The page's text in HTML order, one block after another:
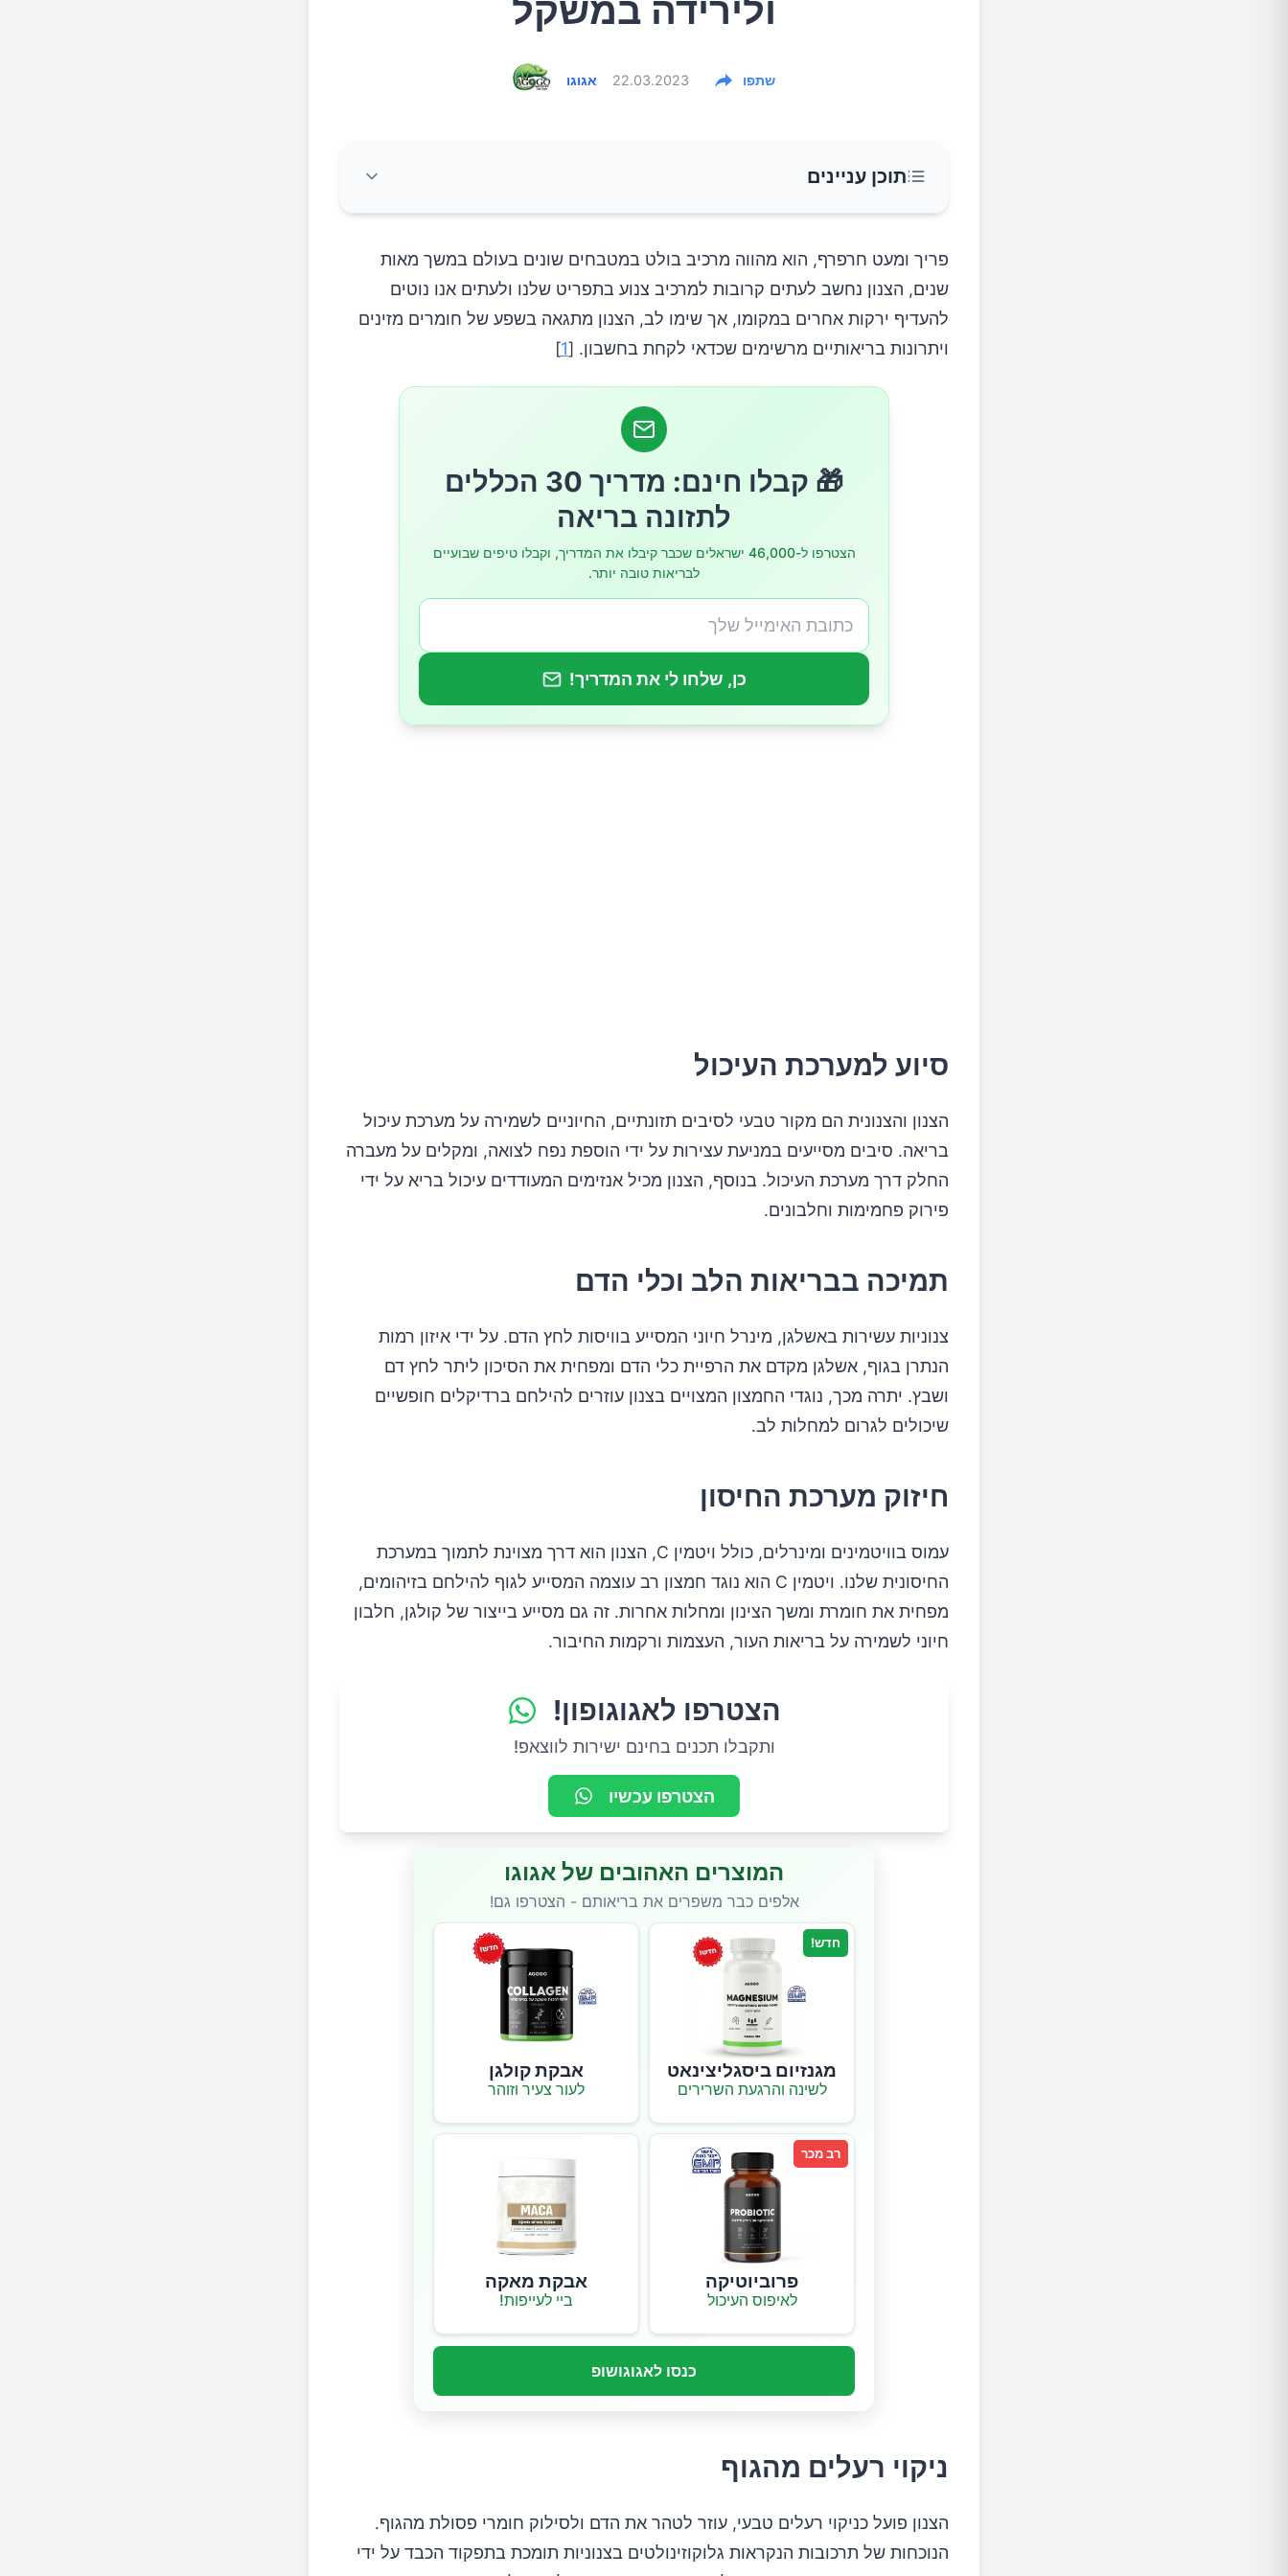
ולירידה במשקל
אגוגו 22.03.2023 שתפו
תוכן עניינים
סיוע למערכת העיכול
תמיכה בבריאות הלב וכלי הדם
קידום ירידה במשקל
מפחית את הסיכון לסרטן
פריך ומעט חרפרף, הוא מהווה מרכיב בולט במטבחים שונים בעולם במשך מאות
שנים, הצנון נחשב לעתים קרובות למרכיב צנוע בתפריט שלנו ולעתים אנו נוטים
להעדיף ירקות אחרים במקומו, אך שימו לב, הצנון מתגאה בשפע של חומרים מזינים
ויתרונות בריאותיים מרשימים שכדאי לקחת בחשבון. [1
]
🎁 קבלו חינם: מדריך 30 הכללים
לתזונה בריאה
הצטרפו ל-46,000 ישראלים שכבר קיבלו את המדריך, וקבלו טיפים שבועיים
לבריאות טובה יותר.
כן, שלחו לי את המדריך!
סיוע למערכת העיכול
הצנון והצנונית הם מקור טבעי לסיבים תזונתיים, החיוניים לשמירה על מערכת עיכול
בריאה. סיבים מסייעים במניעת עצירות על ידי הוספת נפח לצואה, ומקלים על מעברה
החלק דרך מערכת העיכול. בנוסף, הצנון מכיל אנזימים המעודדים עיכול בריא על ידי
פירוק פחמימות וחלבונים.
תמיכה בבריאות הלב וכלי הדם
צנוניות עשירות באשלגן, מינרל חיוני המסייע בוויסות לחץ הדם. על ידי איזון רמות
הנתרן בגוף, אשלגן מקדם את הרפיית כלי הדם ומפחית את הסיכון ליתר לחץ דם
ושבץ. יתרה מכך, נוגדי החמצון המצויים בצנון עוזרים להילחם ברדיקלים חופשיים
שיכולים לגרום למחלות לב.
חיזוק מערכת החיסון
עמוס בוויטמינים ומינרלים, כולל ויטמין C, הצנון הוא דרך מצוינת לתמוך במערכת
החיסונית שלנו. ויטמין C הוא נוגד חמצון רב עוצמה המסייע לגוף להילחם בזיהומים,
מפחית את חומרת ומשך הצינון ומחלות אחרות. זה גם מסייע בייצור של קולגן, חלבון
חיוני לשמירה על בריאות העור, העצמות ורקמות החיבור.
הצטרפו לאגוגופון!
ותקבלו תכנים בחינם ישירות לווצאפ!
הצטרפו עכשיו
המוצרים האהובים של אגוגו
אלפים כבר משפרים את בריאותם - הצטרפו גם!
חדש!
מגנזיום ביסגליצינאט
לשינה והרגעת השרירים
אבקת קולגן
לעור צעיר וזוהר
רב מכר
פרוביוטיקה
לאיפוס העיכול
אבקת מאקה
ביי לעייפות!
כנסו לאגוגושופ
ניקוי רעלים מהגוף
הצנון פועל כניקוי רעלים טבעי, עוזר לטהר את הדם ולסילוק חומרי פסולת מהגוף.
הנוכחות של תרכובות הנקראות גלוקוזינולטים בצנוניות תומכת בתפקוד הכבד על ידי